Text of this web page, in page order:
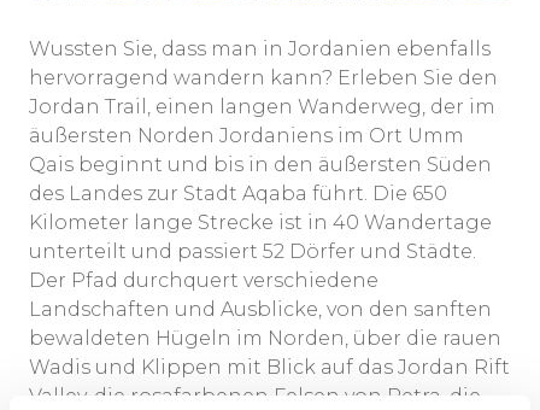
Wussten Sie, dass man in Jordanien ebenfalls
hervorragend wandern kann? Erleben Sie den
Jordan Trail, einen langen Wanderweg, der im
äußersten Norden Jordaniens im Ort Umm
Qais beginnt und bis in den äußersten Süden
des Landes zur Stadt Aqaba führt. Die 650
Kilometer lange Strecke ist in 40 Wandertage
unterteilt und passiert 52 Dörfer und Städte.
Der Pfad durchquert verschiedene
Landschaften und Ausblicke, von den sanften
bewaldeten Hügeln im Norden, über die rauen
Wadis und Klippen mit Blick auf das Jordan Rift
Valley, die rosafarbenen Felsen von Petra, die